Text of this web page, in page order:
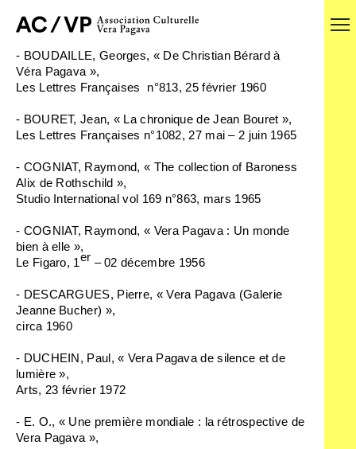
- BOUDAILLE, Georges, « De Christian Bérard à
Véra Pagava »,
Les Lettres Françaises n°813, 25 février 1960
- BOURET, Jean, « La chronique de Jean Bouret »,
Les Lettres Françaises n°1082, 27 mai – 2 juin 1965
- COGNIAT, Raymond, « The collection of Baroness
Alix de Rothschild »,
Studio International vol 169 n°863, mars 1965
- COGNIAT, Raymond, « Vera Pagava : Un monde
bien à elle »,
Le Figaro, 1er – 02 décembre 1956
- DESCARGUES, Pierre, « Vera Pagava (Galerie
Jeanne Bucher) »,
circa 1960
- DUCHEIN, Paul, « Vera Pagava de silence et de
lumière »,
Arts, 23 février 1972
- E. O., « Une première mondiale : la rétrospective de
Vera Pagava »,